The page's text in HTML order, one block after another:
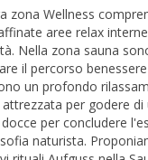
zona Wellness
aree relax
Nella zona sauna
il percorso
un profondo
per godere
per concludere
naturista.